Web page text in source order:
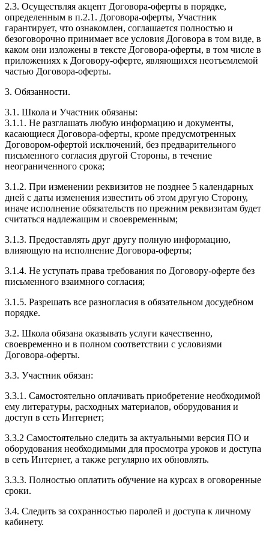
2.3. Осуществляя акцепт Договора-оферты в порядке,
определенным в п.2.1. Договора-оферты, Участник
гарантирует, что ознакомлен, соглашается полностью и
безоговорочно принимает все условия Договора в том виде, в
каком они изложены в тексте Договора-оферты, в том числе в
приложениях к Договору-оферте, являющихся неотъемлемой
частью Договора-оферты.
3. Обязанности.
3.1. Школа и Участник обязаны:
3.1.1. Не разглашать любую информацию и документы,
касающиеся Договора-оферты, кроме предусмотренных
Договором-офертой исключений, без предварительного
письменного согласия другой Стороны, в течение
неограниченного срока;
3.1.2. При изменении реквизитов не позднее 5 календарных
дней с даты изменения известить об этом другую Сторону,
иначе исполнение обязательств по прежним реквизитам будет
считаться надлежащим и своевременным;
3.1.3. Предоставлять друг другу полную информацию,
влияющую на исполнение Договора-оферты;
3.1.4. Не уступать права требования по Договору-оферте без
письменного взаимного согласия;
3.1.5. Разрешать все разногласия в обязательном досудебном
порядке.
3.2. Школа обязана оказывать услуги качественно,
своевременно и в полном соответствии с условиями
Договора-оферты.
3.3. Участник обязан:
3.3.1. Cамостоятельно оплачивать приобретение необходимой
ему литературы, расходных материалов, оборудования и
доступ в сеть Интернет;
3.3.2 Самостоятельно следить за актуальными версия ПО и
оборудования необходимыми для просмотра уроков и доступа
в сеть Интернет, а также регулярно их обновлять.
3.3.3. Полностью оплатить обучение на курсах в оговоренные
сроки.
3.4. Следить за сохранностью паролей и доступа к личному
кабинету.